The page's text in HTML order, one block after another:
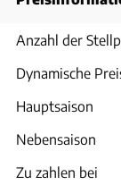
Anzahl der
Dynamische
Hauptsaison
Nebensaison
Zu zahlen bei